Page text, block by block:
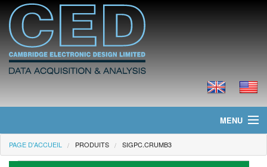
MENU
Page d'accueil
PAGE D'ACCUEIL PRODUITS SIGPC.CRUMB3